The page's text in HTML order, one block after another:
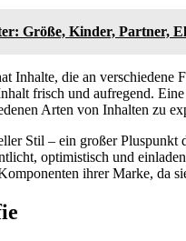
Größe, Kinder, Partner,
Inhalte, die an verschiedene
frisch und aufregend.
Arten von Inhalten zu
Stil – ein großer Pluspunkt
optimistisch und
ihrer Marke, da